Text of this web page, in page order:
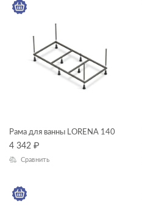
Рама для ванны LORENA 140
4 342 ₽
Сравнить